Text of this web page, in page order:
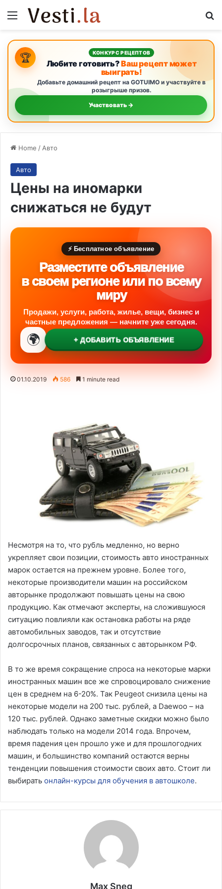
Menu
🏆 КОНКУРС РЕЦЕПТОВ
Любите готовить?Ваш рецепт может
выиграть!
Добавьте домашний рецепт на GOTUIMO и участвуйте в
розыгрыше призов.
Участвовать →
Home / Авто
Авто
Цены на иномарки
снижаться не будут
⚡ Бесплатное объявление
Разместите объявление
в своем регионе или по всему
миру
Продажи, услуги, работа, жилье, вещи, бизнес и
частные предложения — начните уже сегодня.
🌍 + ДОБАВИТЬ ОБЪЯВЛЕНИЕ
01.10.2019 586 1 minute read
Несмотря на то, что рубль медленно, но верно
укрепляет свои позиции, стоимость авто иностранных
марок остается на прежнем уровне. Более того,
некоторые производители машин на российском
авторынке продолжают повышать цены на свою
продукцию. Как отмечают эксперты, на сложившуюся
ситуацию повлияли как остановка работы на ряде
автомобильных заводов, так и отсутствие
долгосрочных планов, связанных с авторынком РФ.
В то же время сокращение спроса на некоторые марки
иностранных машин все же спровоцировало снижение
цен в среднем на 6-20%. Так Peugeot снизила цены на
некоторые модели на 200 тыс. рублей, а Daewoo – на
120 тыс. рублей. Однако заметные скидки можно было
наблюдать только на модели 2014 года. Впрочем,
время падения цен прошло уже и для прошлогодних
машин, и большинство компаний остаются верны
тенденции повышения стоимости своих авто. Стоит ли
выбирать онлайн-курсы для обучения в автошколе.
Max Sneg